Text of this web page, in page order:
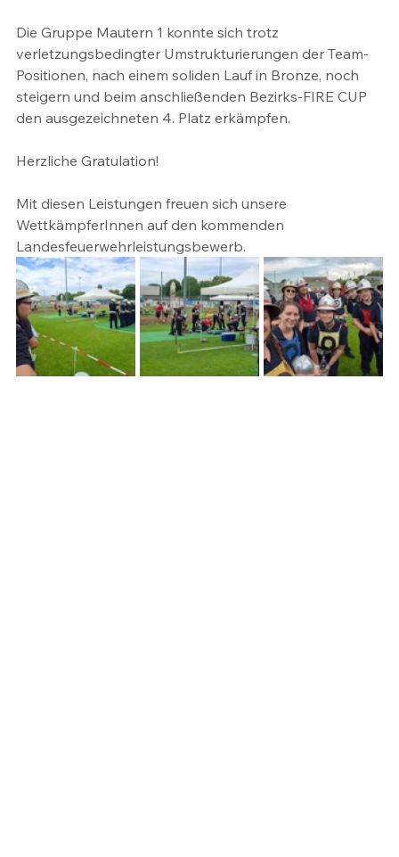
Die Gruppe Mautern 1 konnte sich trotz
verletzungsbedingter Umstrukturierungen der Team-
Positionen, nach einem soliden Lauf in Bronze, noch
steigern und beim anschließenden Bezirks-FIRE CUP
den ausgezeichneten 4. Platz erkämpfen.
Herzliche Gratulation!
Mit diesen Leistungen freuen sich unsere
WettkämpferInnen auf den kommenden
Landesfeuerwehrleistungsbewerb.